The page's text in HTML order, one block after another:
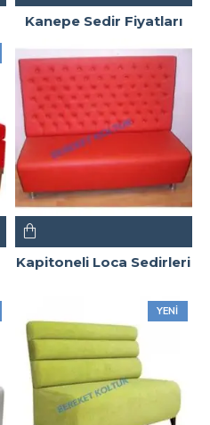
Kanepe Sedir Fiyatları
Kapitoneli Loca Sedirleri
YENI